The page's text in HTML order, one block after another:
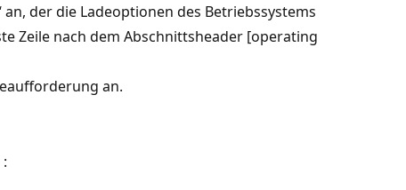
der die Ladeoptionen des Betriebssystems
Zeile nach dem Abschnittsheader [operating
an.
: